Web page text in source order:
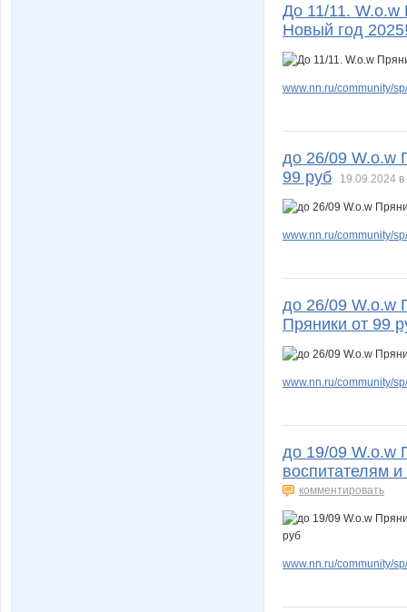
До 11/11.
Новый год
www.nn.ru/community/
до 26/09 W.о.w
99 руб
19.09.2024
www.nn.ru/community/
до 26/09 W.о.w
Пряники от 99
www.nn.ru/community/
до 19/09 W.о.w
воспитателям
комментировать
www.nn.ru/community/